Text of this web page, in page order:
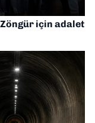
Zöngür için adalet